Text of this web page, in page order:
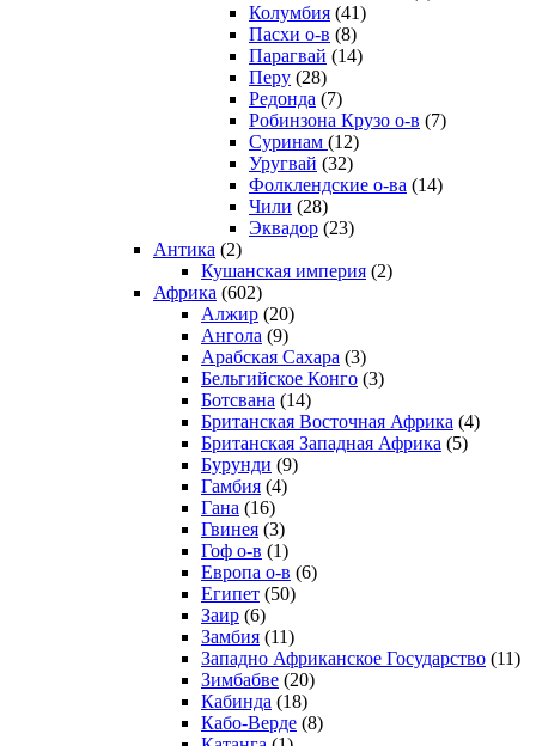
Колумбия (41)
Пасхи о-в (8)
Парагвай (14)
Перу (28)
Редонда (7)
Робинзона Крузо о-в (7)
Суринам (12)
Уругвай (32)
Фолклендские о-ва (14)
Чили (28)
Эквадор (23)
Антика (2)
Кушанская империя (2)
Африка (602)
Алжир (20)
Ангола (9)
Арабская Сахара (3)
Бельгийское Конго (3)
Ботсвана (14)
Британская Восточная Африка (4)
Британская Западная Африка (5)
Бурунди (9)
Гамбия (4)
Гана (16)
Гвинея (3)
Гоф о-в (1)
Европа о-в (6)
Египет (50)
Заир (6)
Замбия (11)
Западно Африканское Государство (11)
Зимбабве (20)
Кабинда (18)
Кабо-Верде (8)